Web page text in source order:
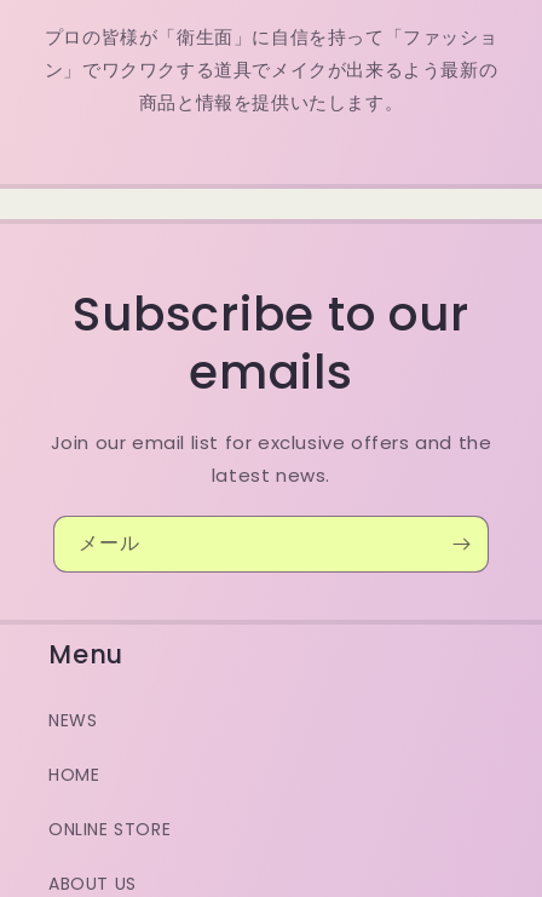
プロの皆様が「衛生面」に自信を持って「ファッショ
ン」でワクワクする道具でメイクが出来るよう最新の
商品と情報を提供いたします。
Subscribe to our
emails
Join our email list for exclusive offers and the
latest news.
メール
Menu
NEWS
HOME
ONLINE STORE
ABOUT US